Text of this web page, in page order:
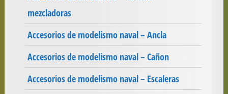
mezcladoras
Accesorios de modelismo naval – Ancla
Accesorios de modelismo naval – Cañon
Accesorios de modelismo naval – Escaleras